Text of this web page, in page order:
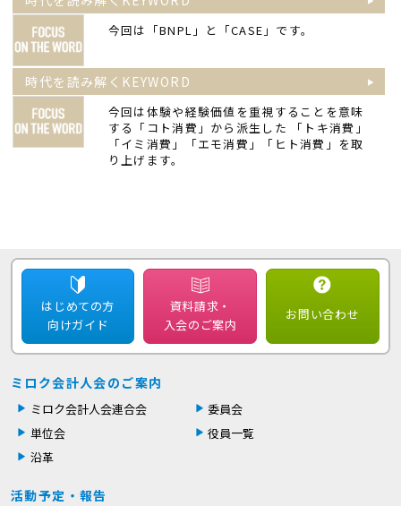
今回は「BNPL」と「CASE」です。
時代を読み解くKEYWORD
今回は体験や経験価値を重視することを意味
する「コト消費」から派生した 「トキ消費」
「イミ消費」「エモ消費」「ヒト消費」を取
り上げます。
はじめての方
向けガイド
資料請求・
入会のご案内
お問い合わせ
ミロク会計人会のご案内
ミロク会計人会連合会
委員会
単位会
役員一覧
沿革
活動予定・報告